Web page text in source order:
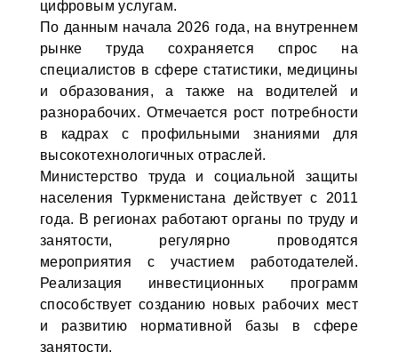
цифровым услугам.
По данным начала 2026 года, на внутреннем
рынке труда сохраняется спрос на
специалистов в сфере статистики, медицины
и образования, а также на водителей и
разнорабочих. Отмечается рост потребности
в кадрах с профильными знаниями для
высокотехнологичных отраслей.
Министерство труда и социальной защиты
населения Туркменистана действует с 2011
года. В регионах работают органы по труду и
занятости, регулярно проводятся
мероприятия с участием работодателей.
Реализация инвестиционных программ
способствует созданию новых рабочих мест
и развитию нормативной базы в сфере
занятости.